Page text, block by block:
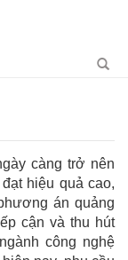
càng trở nên
hiệu quả cao,
án quảng
cận và thu hút
công nghệ